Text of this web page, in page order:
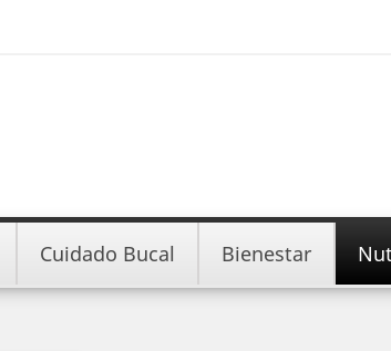
Cuidado Bucal Bienestar